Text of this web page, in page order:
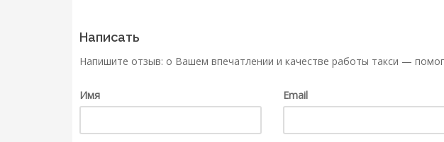
Написать
Напишите отзыв: о Вашем впечатлении и качестве работы такси —
Имя Email